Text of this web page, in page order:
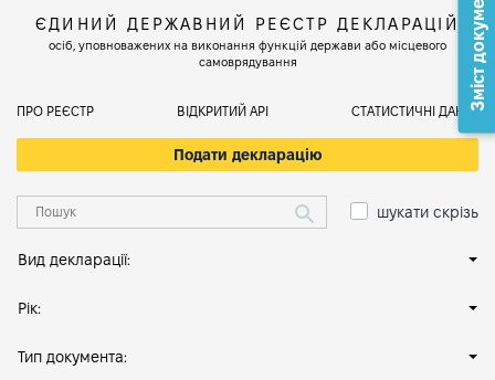
ЄДИНИЙ ДЕРЖАВНИЙ РЕЄСТР ДЕКЛАРАЦІЙ
осіб, уповноважених на виконання функцій держави або місцевого
самоврядування
ПРО РЕЄСТР ВІДКРИТИЙ АРІ СТАТИСТИЧНІ ДАНІ
Подати декларацію
шукати скрізь
Вид декларації:
Рік:
Тип документа:
Зміст документа